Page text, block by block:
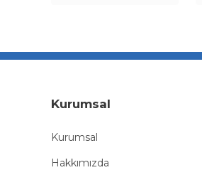
Kurumsal
Kurumsal
Hakkımızda